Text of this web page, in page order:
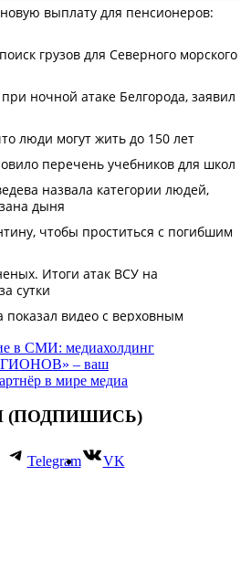
в СМИ: медиахолдинг
– ваш
в мире медиа
(ПОДПИШИСЬ)
Telegram VK